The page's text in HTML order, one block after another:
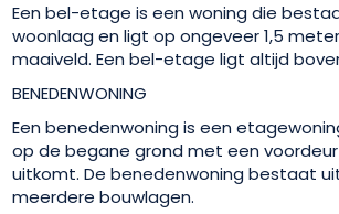
Een bel-etage is een woning die
woonlaag en ligt op ongeveer 1,5
maaiveld. Een bel-etage ligt altijd
BENEDENWONING
Een benedenwoning is een
op de begane grond met een
uitkomt. De benedenwoning bestaat
meerdere bouwlagen.